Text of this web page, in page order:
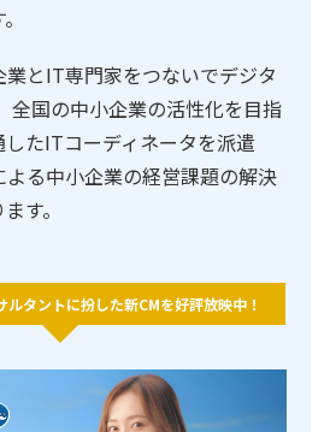
とIT専門家をつないでデジタ
全国の中小企業の活性化を目指
たITコーディネータを派遣
る中小企業の経営課題の解決
す。
タントに扮した新CMを好評放映中！